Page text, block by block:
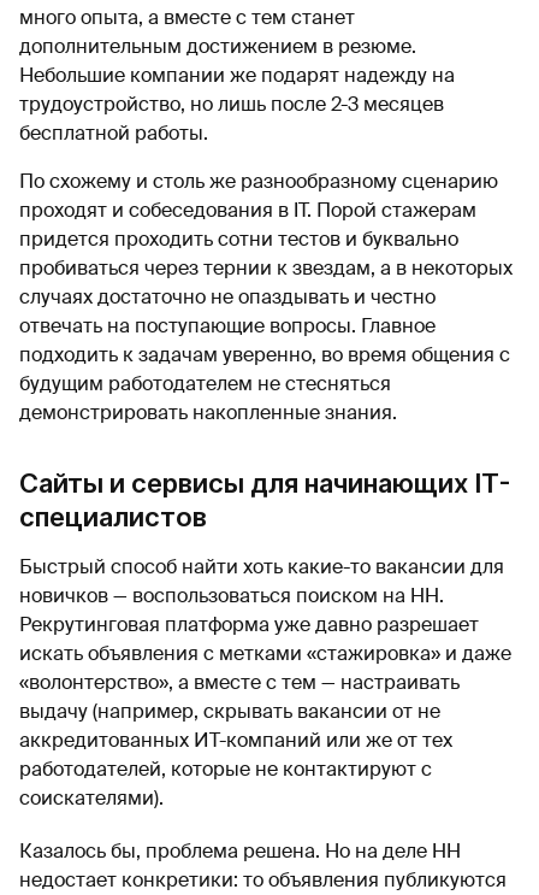
много опыта, а вместе с тем станет
дополнительным достижением в резюме.
Небольшие компании же подарят надежду на
трудоустройство, но лишь после 2-3 месяцев
бесплатной работы.
По схожему и столь же разнообразному сценарию
проходят и собеседования в IT. Порой стажерам
придется проходить сотни тестов и буквально
пробиваться через тернии к звездам, а в некоторых
случаях достаточно не опаздывать и честно
отвечать на поступающие вопросы. Главное
подходить к задачам уверенно, во время общения с
будущим работодателем не стесняться
демонстрировать накопленные знания.
Сайты и сервисы для начинающих IT-
специалистов
Быстрый способ найти хоть какие-то вакансии для
новичков — воспользоваться поиском на HH.
Рекрутинговая платформа уже давно разрешает
искать объявления с метками «стажировка» и даже
«волонтерство», а вместе с тем — настраивать
выдачу (например, скрывать вакансии от не
аккредитованных ИТ-компаний или же от тех
работодателей, которые не контактируют с
соискателями).
Казалось бы, проблема решена. Но на деле HH
недостает конкретики: то объявления публикуются